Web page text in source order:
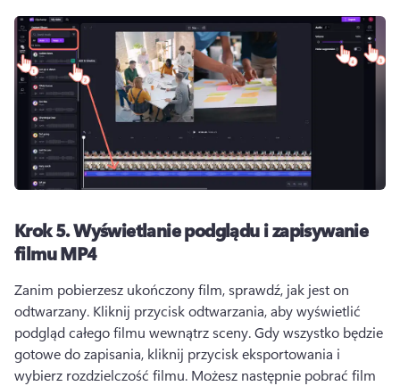
Krok 5.Wyświetlanie podglądu i zapisywanie
filmu MP4
Zanim pobierzesz ukończony film, sprawdź, jak jest on
odtwarzany. Kliknij przycisk odtwarzania, aby wyświetlić
podgląd całego filmu wewnątrz sceny. Gdy wszystko będzie
gotowe do zapisania, kliknij przycisk eksportowania i
wybierz rozdzielczość filmu. Możesz następnie pobrać film